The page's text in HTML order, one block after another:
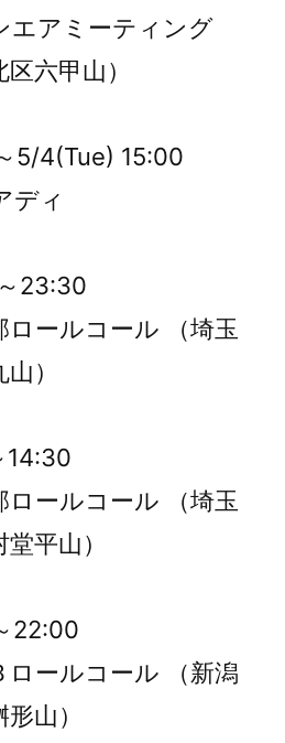
エアミーティング
六甲山）
5/4(Tue) 15:00
ディ
23:30
ロールコール （埼玉
）
14:30
ロールコール （埼玉
平山）
22:00
ロールコール （新潟
山）